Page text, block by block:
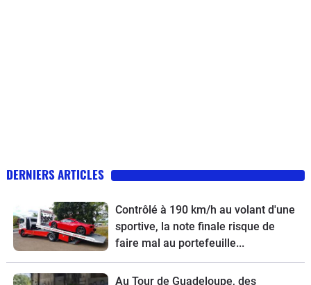
DERNIERS ARTICLES
Contrôlé à 190 km/h au volant d'une
sportive, la note finale risque de
faire mal au portefeuille...
Au Tour de Guadeloupe, des